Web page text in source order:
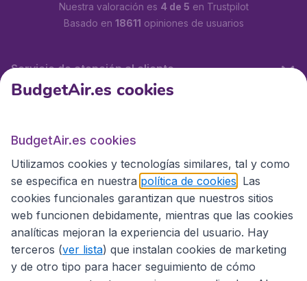
Nuestra valoración es 4 de 5 en Trustpilot
Basado en 18611 opiniones de usuarios
Servicio de atención al cliente
Sitios internacionales
BudgetAir.es cookies
BudgetAir.es cookies
Utilizamos cookies y tecnologías similares, tal y como
se especifica en nuestra política de cookies . Las
cookies funcionales garantizan que nuestros sitios
web funcionen debidamente, mientras que las cookies
analíticas mejoran la experiencia del usuario. Hay
terceros (ver lista) que instalan cookies de marketing
y de otro tipo para hacer seguimiento de cómo